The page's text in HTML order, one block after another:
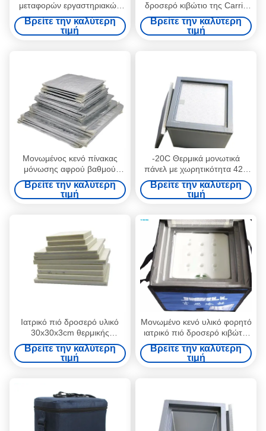
μεταφορών εργαστηριακών
εμβολίων, μονωμένο VPU πιό
δροσερό κιβώτιο πάγου
Βρείτε την καλύτερη
τιμή
δροσερό κιβώτιο της Carrie
εμβολίων ωρών 4L με το
λουρί
Βρείτε την καλύτερη
τιμή
Μονωμένος κενό πίνακας
μόνωσης αφρού βαθμού
τροφίμων επιτροπής
Βρείτε την καλύτερη
τιμή
-20C Θερμικά μονωτικά
πάνελ με χωρητικότητα 42L
για ιατρικό αίμα εμβόλιο και
τρόφιμα για τρόφιμα
κατεψυγμένα
Βρείτε την καλύτερη
τιμή
Ιατρικό πιό δροσερό υλικό
30x30x3cm θερμικής
μόνωσης πινάκων Spliceable
VPU κιβωτίων
Βρείτε την καλύτερη
τιμή
Μονωμένο κενό υλικό φορητό
ιατρικό πιό δροσερό κιβώτιο
ταξιδιού εμβολίων
Βρείτε την καλύτερη
τιμή